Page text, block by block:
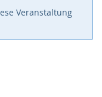
Veranstaltung